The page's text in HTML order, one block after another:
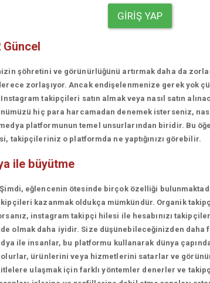
GIRIŞ YAP
şöhretini ve görünürlüğünü artırmak daha da
zorlaşıyor. Ancak endişelenmenize gerek yok
takipçileri satın almak veya nasıl satın
hiç para harcamadan denemek isterseniz,
platformunun temel unsurlarından biridir. Bu
takipçileriniz o platformda ne yaptığınızı görebilir.
ile büyütme
eğlencenin ötesinde birçok özelliği
kazanmak oldukça mümkündür. Organik
instagram takipçi hilesi ile hesabınızı
olmak daha iyidir. Size düşünebileceğinizden daha
ile insanlar, bu platformu kullanarak dünya
ürünlerini veya hizmetlerini satarlar ve
ulaşmak için farklı yöntemler denerler ve